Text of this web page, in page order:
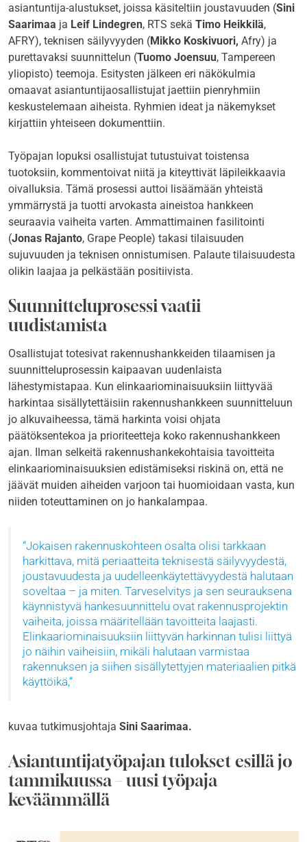
asiantuntija-alustukset, joissa käsiteltiin joustavuuden (Sini
Saarimaa ja Leif Lindegren, RTS sekä Timo Heikkilä,
AFRY), teknisen säilyvyyden (Mikko Koskivuori, Afry) ja
purettavaksi suunnittelun (Tuomo Joensuu, Tampereen
yliopisto) teemoja. Esitysten jälkeen eri näkökulmia
omaavat asiantuntijaosallistujat jaettiin pienryhmiin
keskustelemaan aiheista. Ryhmien ideat ja näkemykset
kirjattiin yhteiseen dokumenttiin.
Työpajan lopuksi osallistujat tutustuivat toistensa
tuotoksiin, kommentoivat niitä ja kiteyttivät läpileikkaavia
oivalluksia. Tämä prosessi auttoi lisäämään yhteistä
ymmärrystä ja tuotti arvokasta aineistoa hankkeen
seuraavia vaiheita varten. Ammattimainen fasilitointi
(Jonas Rajanto, Grape People) takasi tilaisuuden
sujuvuuden ja teknisen onnistumisen. Palaute tilaisuudesta
olikin laajaa ja pelkästään positiivista.
Suunnitteluprosessi vaatii
uudistamista
Osallistujat totesivat rakennushankkeiden tilaamisen ja
suunnitteluprosessin kaipaavan uudenlaista
lähestymistapaa. Kun elinkaariominaisuuksiin liittyvää
harkintaa sisällytettäisiin rakennushankkeen suunnitteluun
jo alkuvaiheessa, tämä harkinta voisi ohjata
päätöksentekoa ja prioriteetteja koko rakennushankkeen
ajan. Ilman selkeitä rakennushankekohtaisia tavoitteita
elinkaariominaisuuksien edistämiseksi riskinä on, että ne
jäävät muiden aiheiden varjoon tai huomioidaan vasta, kun
niiden toteuttaminen on jo hankalampaa.
Jokaisen rakennuskohteen osalta olisi tarkkaan
harkittava, mitä periaatteita teknisestä säilyvyydestä,
joustavuudesta ja uudelleenkäytettävyydestä halutaan
soveltaa – ja miten. Tarveselvitys ja sen seurauksena
käynnistyvä hankesuunnittelu ovat rakennusprojektin
vaiheita, joissa määritellään tavoitteita laajasti.
Elinkaariominaisuuksiin liittyvän harkinnan tulisi liittyä
jo näihin vaiheisiin, mikäli halutaan varmistaa
rakennuksen ja siihen sisällytettyjen materiaalien pitkä
käyttöikä,
kuvaa tutkimusjohtaja Sini Saarimaa.
Asiantuntijatyöpajan tulokset esillä jo
tammikuussa – uusi työpaja
keväämmällä